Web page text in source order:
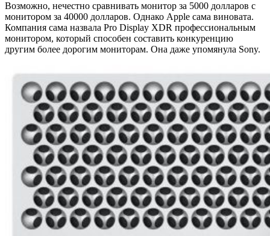
Возможно, нечестно сравнивать монитор за 5000 долларов с
монитором за 40000 долларов. Однако Apple сама виновата.
Компания сама назвала Pro Display XDR профессиональным
монитором, который способен составить конкуренцию
другим более дорогим мониторам. Она даже упомянула Sony.